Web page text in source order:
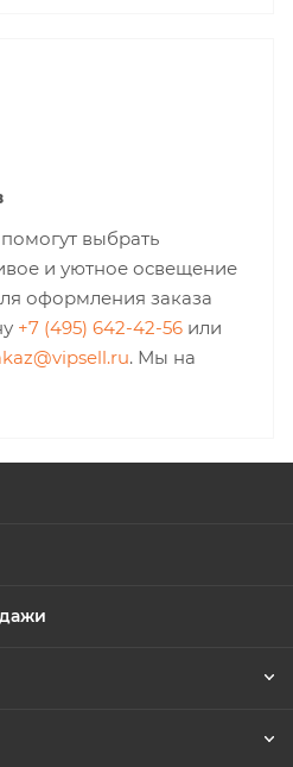
выбрать
и уютное освещение
оформления заказа
+7 (495) 642-42-56 или
. Мы на